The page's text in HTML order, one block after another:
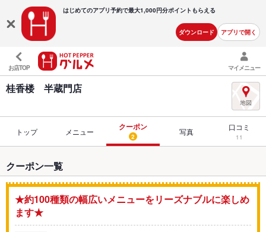
はじめてのアプリ予約で最大1,000円分ポイントもらえる
ダウンロード アプリで開く
お店TOP マイメニュー
桂香楼 半蔵門店
トップ メニュー クーポン
2 写真 口コミ
11
クーポン一覧
★約100種類の幅広いメニューをリーズナブルに楽しめ
ます★